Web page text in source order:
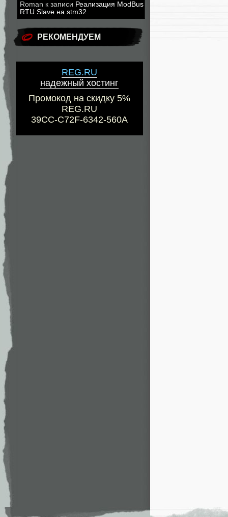
Roman к записи Реализация ModBus
RTU Slave на stm32
РЕКОМЕНДУЕМ
REG.RU
надежный хостинг
Промокод на скидку 5%
REG.RU
39CC-C72F-6342-560A